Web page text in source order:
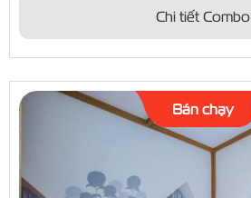
Chi tiết Combo
Bán chạy